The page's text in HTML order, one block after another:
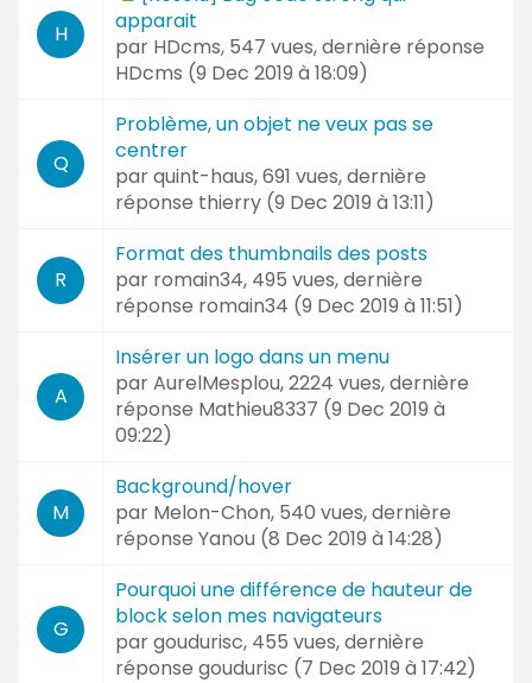
H
apparait
par HDcms, 547 vues, dernière réponse
HDcms (9 Dec 2019 à 18:09)
Q
Problème, un objet ne veux pas se
centrer
parquint-haus, 691 vues, dernière
réponse thierry (9 Dec 2019 à 13:11)
R
Format des thumbnails des posts
par romain34, 495 vues, dernière
réponse romain34 (9 Dec 2019 à 11:51)
A
Insérer un logo dans un menu
parAurelMesplou, 2224 vues, dernière
réponse Mathieu8337 (9 Dec 2019 à
09:22)
M
Background/hover
par Melon-Chon, 540 vues, dernière
réponse Yanou (8 Dec 2019 à 14:28)
G
Pourquoi une différence de hauteur de
block selon mes navigateurs
pargoudurisc, 455 vues, dernière
réponse goudurisc (7 Dec 2019 à 17:42)